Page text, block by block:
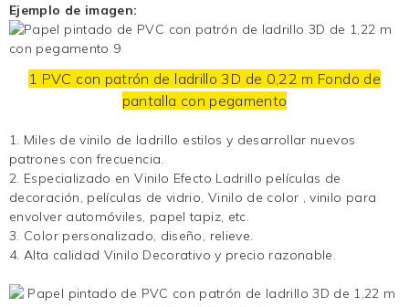
Ejemplo de imagen:
1 PVC con patrón de ladrillo 3D de 0,22 m Fondo de
pantalla con pegamento
1. Miles devinilo de ladrillo estilos y desarrollar nuevos
patrones con frecuencia.
2. Especializado enVinilo Efecto Ladrillo películas de
decoración, películas de vidrio, Vinilo de color , vinilo para
envolver automóviles, papel tapiz, etc.
3. Color personalizado, diseño, relieve.
4. Alta calidad Vinilo Decorativoy precio razonable.